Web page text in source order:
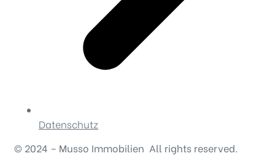
Datenschutz
© 2024 – Musso Immobilien All rights reserved.